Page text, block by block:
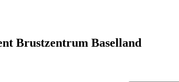
Brustzentrum Baselland